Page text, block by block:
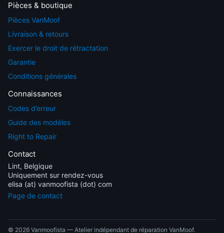
Pièces & boutique
Pièces VanMoof
Livraison & retours
Exercer le droit de rétractation
Garantie
Conditions générales
Connaissances
Codes d’erreur
Guide des modèles
Right to Repair
Contact
Lint, Belgique
Uniquement sur rendez-vous
elisa (at) vanmoofista (dot) com
Page de contact
© 2026 Vanmoofista — Atelier indépendant de réparation VanMoof.